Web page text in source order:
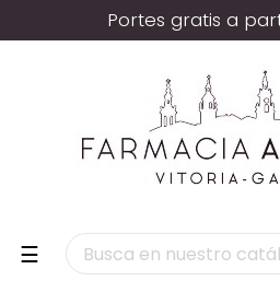
Portes gratis a
Navegación
☰